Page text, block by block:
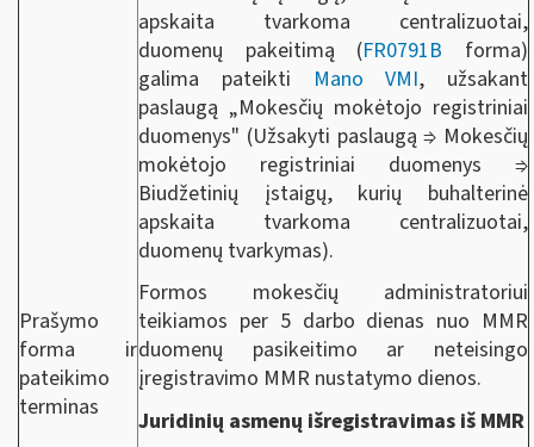
Prašymo
forma ir
pateikimo
terminas
apskaita tvarkoma centralizuotai,
duomenų pakeitimą (FR0791B forma)
galima pateikti Mano VMI, užsakant
paslaugą „Mokesčių mokėtojo registriniai
duomenys" (Užsakyti paslaugą ⇒ Mokesčių
mokėtojo registriniai duomenys ⇒
Biudžetinių įstaigų, kurių buhalterinė
apskaita tvarkoma centralizuotai,
duomenų tvarkymas).
Formos mokesčių administratoriui
teikiamos per 5 darbo dienas nuo MMR
duomenų pasikeitimo ar neteisingo
įregistravimo MMR nustatymo dienos.
Juridinių asmenų išregistravimas iš MMR